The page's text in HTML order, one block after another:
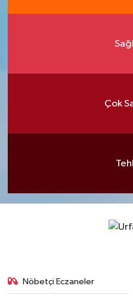
Çok
Nöbetçi Eczaneler